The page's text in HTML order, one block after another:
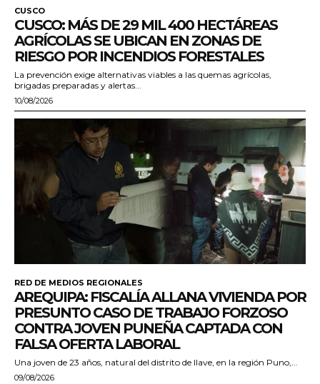
CUSCO
CUSCO: MÁS DE 29 MIL 400 HECTÁREAS
AGRÍCOLAS SE UBICAN EN ZONAS DE
RIESGO POR INCENDIOS FORESTALES
La prevención exige alternativas viables a las quemas agrícolas,
brigadas preparadas y alertas...
10/08/2026
RED DE MEDIOS REGIONALES
AREQUIPA: FISCALÍA ALLANA VIVIENDA POR
PRESUNTO CASO DE TRABAJO FORZOSO
CONTRA JOVEN PUNEÑA CAPTADA CON
FALSA OFERTA LABORAL
Una joven de 23 años, natural del distrito de Ilave, en la región Puno,...
09/08/2026